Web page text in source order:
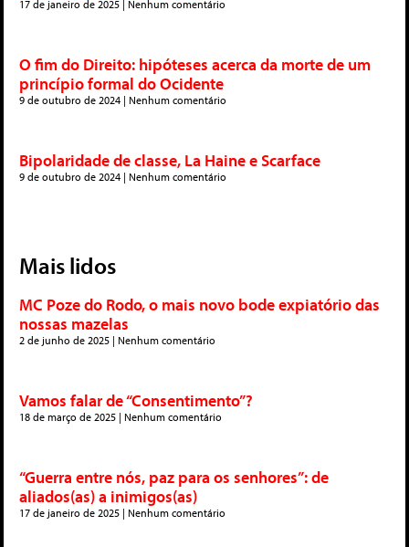
17 de janeiro de 2025 Nenhum comentário
O fim do Direito: hipóteses acerca da morte de um
princípio formal do Ocidente
9 de outubro de 2024 Nenhum comentário
Bipolaridade de classe, La Haine e Scarface
9 de outubro de 2024 Nenhum comentário
Mais lidos
MC Poze do Rodo, o mais novo bode expiatório das
nossas mazelas
2 de junho de 2025 Nenhum comentário
Vamos falar de “Consentimento”?
18 de março de 2025 Nenhum comentário
“Guerra entre nós, paz para os senhores”: de
aliados(as) a inimigos(as)
17 de janeiro de 2025 Nenhum comentário